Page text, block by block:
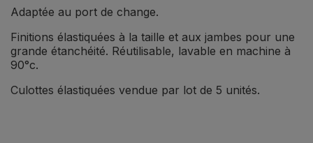
Adaptée au port de change.
Finitions élastiquées à la taille et aux jambes pour une
grande étanchéité. Réutilisable, lavable en machine à
90°c.
Culottes élastiquées vendue par lot de 5 unités.